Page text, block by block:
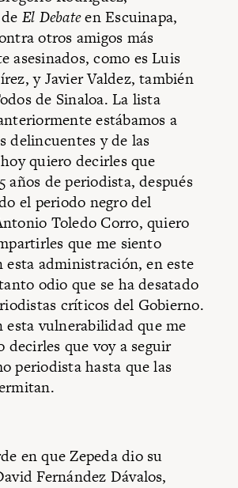
El Debateen Escuinapa,
otros amigos más
asesinados, como es Luis
y Javier Valdez, también
de Sinaloa. La lista
estábamos a
delincuentes y de las
quiero decirles que
años de periodista, después
el periodo negro del
Toledo Corro, quiero
que me siento
esta administración, en este
odio que se ha desatado
críticos del Gobierno.
esta vulnerabilidad que me
decirles que voy a seguir
periodista hasta que las
en que Zepeda dio su
Fernández Dávalos,